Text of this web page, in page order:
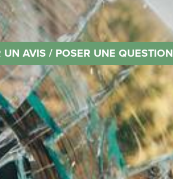
UN AVIS / POSER UNE QUESTION